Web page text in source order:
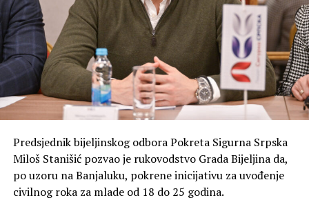
Predsjednik bijeljinskog odbora Pokreta Sigurna Srpska
Miloš Stanišić pozvao je rukovodstvo Grada Bijeljina da,
po uzoru na Banjaluku, pokrene inicijativu za uvođenje
civilnog roka za mlade od 18 do 25 godina.